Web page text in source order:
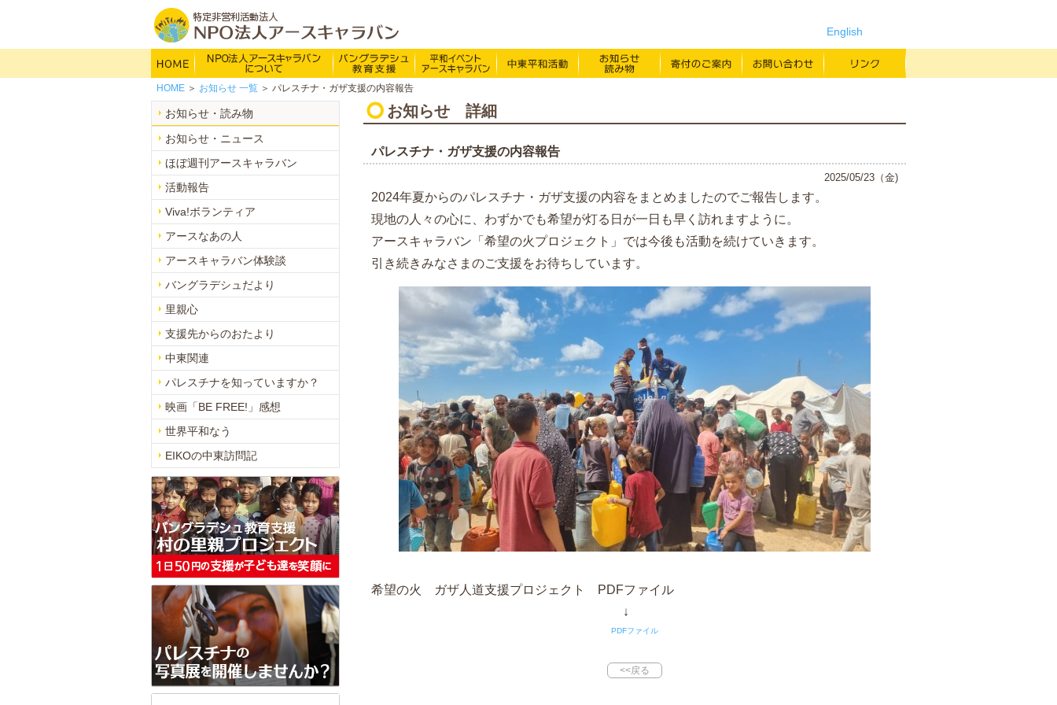
English
NPO法人アースキャラバンについて
主な活動内容
活動報告
団体概要
会員のご案内
希望の火の歴史
バングラデシュ教育支援 平和イベント Earth Caravan
アースなあの人
アースキャラバン体験談
バングラデシュだより
里親心
支援先からのおたより
中東関連
パレスチナを知っていますか？
映画「BE FREE!」感想
世界平和なう
EIKOの中東訪問記
HOME ＞ お知らせ 一覧 ＞ パレスチナ・ガザ支援の内容報告
お知らせ 詳細
パレスチナ・ガザ支援の内容報告
2025/05/23（金)
2024年夏からのパレスチナ・ガザ支援の内容をまとめましたのでご報告します。
現地の人々の心に、わずかでも希望が灯る日が一日も早く訪れますように。
アースキャラバン「希望の火プロジェクト」では今後も活動を続けていきます。
引き続きみなさまのご支援をお待ちしています。
希望の火 ガザ人道支援プロジェクト PDFファイル
↓
PDFファイル
<<戻る
お知らせ・読み物
お知らせ・ニュース
ほぼ週刊アースキャラバン
活動報告
Viva!ボランティア
アースなあの人
アースキャラバン体験談
バングラデシュだより
里親心
支援先からのおたより
中東関連
パレスチナを知っていますか？
映画「BE FREE!」感想
世界平和なう
EIKOの中東訪問記